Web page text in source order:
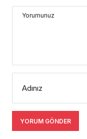
Yorumunuz
Adınız
YORUM GÖNDER